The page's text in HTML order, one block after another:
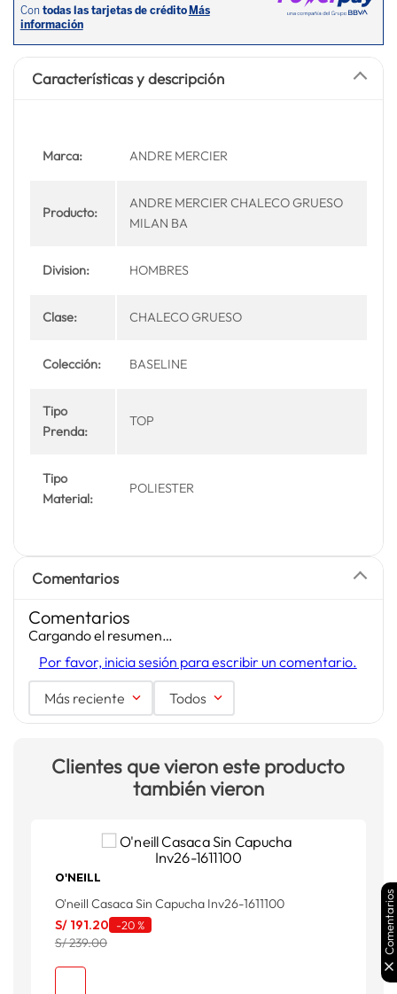
Características y descripción
Marca: ANDRE MERCIER
Producto:
ANDRE MERCIER CHALECO GRUESO
MILAN BA
Division: HOMBRES
Clase: CHALECO GRUESO
Colección: BASELINE
Tipo
Prenda:
TOP
Tipo
Material:
POLIESTER
Comentarios
Comentarios
Cargando el resumen…
Por favor, inicia sesión para escribir un comentario.
Más reciente Todos
Clientes que vieron este producto
también vieron
O'NEILL
O'neill Casaca Sin Capucha Inv26-1611100
S/ 191.20 -20 %
S/ 239.00 Comentarios